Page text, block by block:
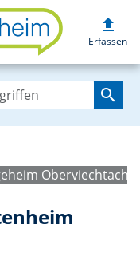
upload
Erfassen
search
Oberviechtach